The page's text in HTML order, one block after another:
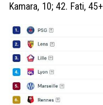
Kamara, 10; 42. Fati,